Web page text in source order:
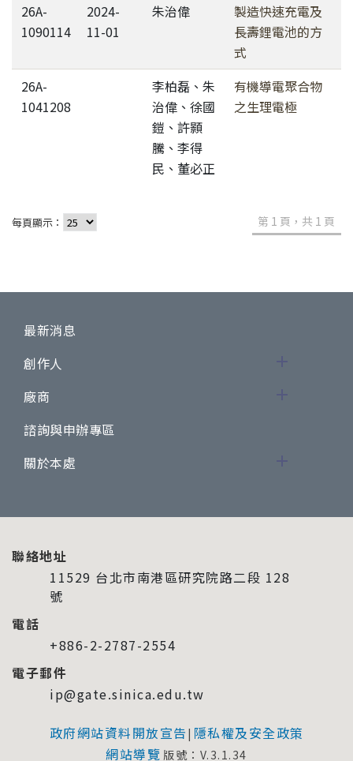
26A-
1090114
2024-
11-01
朱治偉
製造快速充電及
長壽鋰電池的方
式
26A-
1041208
李柏磊、朱
治偉、徐國
鎧、許顥
騰、李得
民、董必正
有機導電聚合物
之生理電極
每頁顯示： 第 1 頁，共 1 頁
最新消息
創作人
廠商
諮詢與申辦專區
關於本處
聯絡地址
11529 台北市南港區研究院路二段 128
號
電話
+886-2-2787-2554
電子郵件
ip@gate.sinica.edu.tw
政府網站資料開放宣告 | 隱私權及安全政策
網站導覽 版號：V.3.1.34